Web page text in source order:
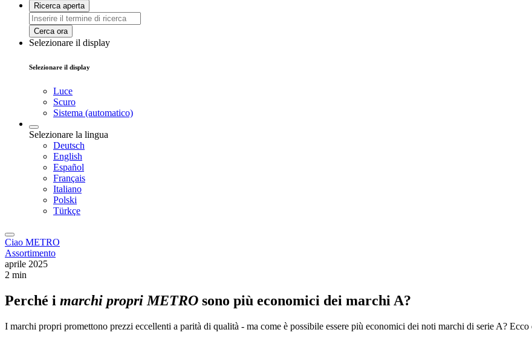
Ricerca aperta
Cerca ora
Selezionare il display
Selezionare il display
Luce
Scuro
Sistema (automatico)
Selezionare la lingua
Deutsch
English
Español
Français
Italiano
Polski
Türkçe
Ciao METRO
Assortimento
aprile 2025
2 min
Perché i marchi propri METRO sono più economici dei marchi A?
I marchi propri promettono prezzi eccellenti a parità di qualità - ma come è possibile essere più economici dei noti marchi di serie A?